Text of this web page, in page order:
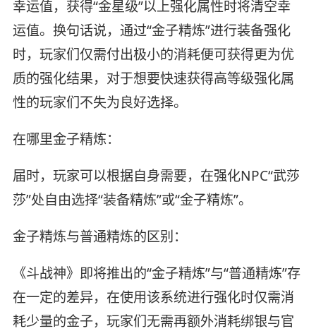
幸运值，获得“金星级”以上强化属性时将清空幸
运值。换句话说，通过“金子精炼”进行装备强化
时，玩家们仅需付出极小的消耗便可获得更为优
质的强化结果，对于想要快速获得高等级强化属
性的玩家们不失为良好选择。
在哪里金子精炼：
届时，玩家可以根据自身需要，在强化NPC“武莎
莎”处自由选择“装备精炼”或“金子精炼”。
金子精炼与普通精炼的区别：
《斗战神》即将推出的“金子精炼”与“普通精炼”存
在一定的差异，在使用该系统进行强化时仅需消
耗少量的金子，玩家们无需再额外消耗绑银与官